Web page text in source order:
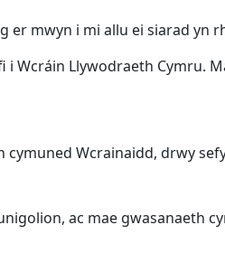
er mwyn i mi allu ei siarad yn
Wcráin Llywodraeth Cymru.
cymuned Wcrainaidd, drwy
ac mae gwasanaeth